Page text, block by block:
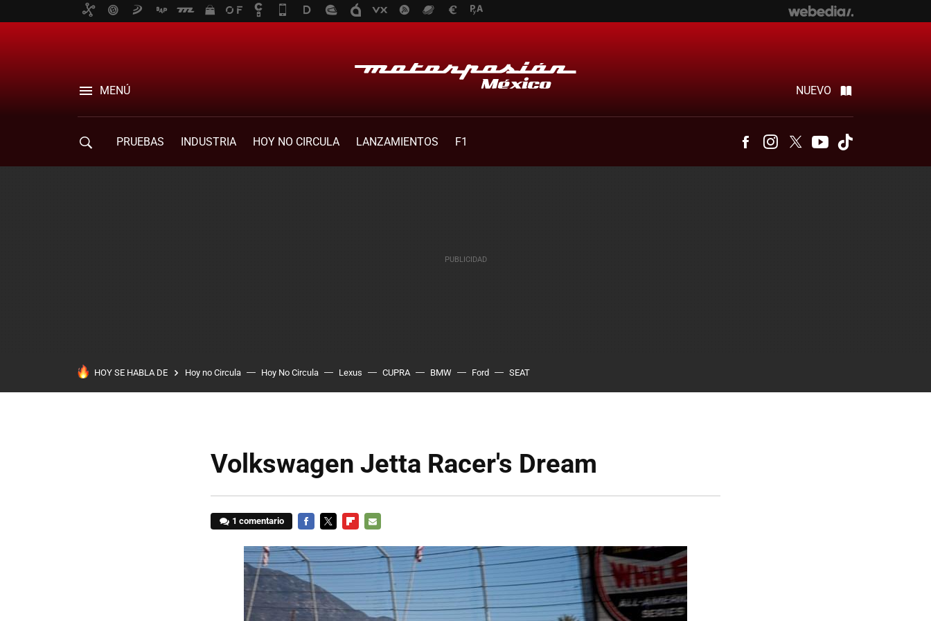
MENÚ NUEVO
PRUEBAS INDUSTRIA HOY NO CIRCULA LANZAMIENTOS F1 FacebookInstagram
Twitter Youtube
HOY SE HABLA DE Hoy no Circula Hoy No Circula Lexus CUPRA BMW Ford SEAT
Volkswagen Jetta Racer's Dream
1 comentario
MAIL